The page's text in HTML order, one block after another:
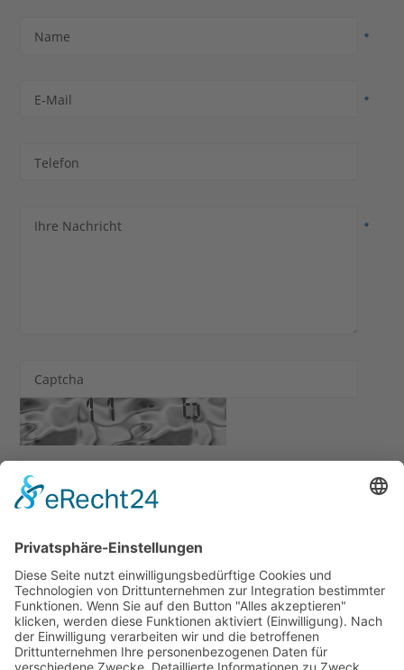
Name
E-Mail
Telefon
Ihre Nachricht
Captcha
Ich habe die
genommen. Ich stimme zu, dass meine Angaben und Daten
und gespeichert werden.